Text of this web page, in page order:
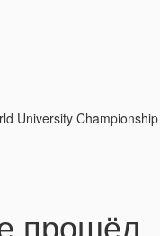
University Championship
прошёл